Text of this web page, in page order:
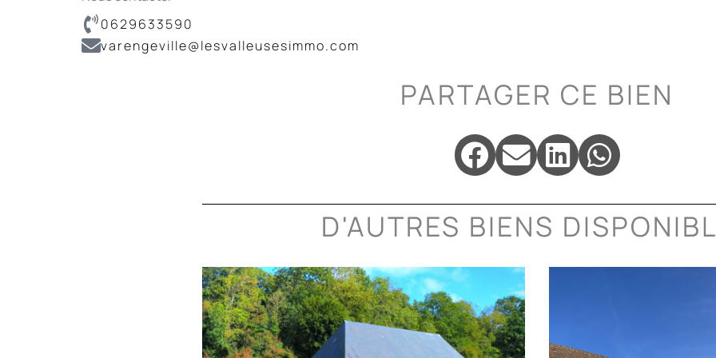
0629633590
varengeville@lesvalleusesimmo.com
PARTAGER CE BIEN
D'AUTRES BIENS